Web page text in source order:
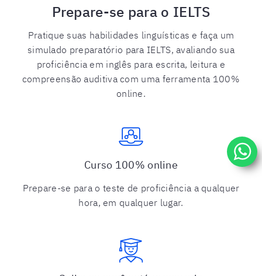
Prepare-se para o IELTS
Pratique suas habilidades linguísticas e faça um
simulado preparatório para IELTS, avaliando sua
proficiência em inglês para escrita, leitura e
compreensão auditiva com uma ferramenta 100%
online.
Curso 100% online
Prepare-se para o teste de proficiência a qualquer
hora, em qualquer lugar.